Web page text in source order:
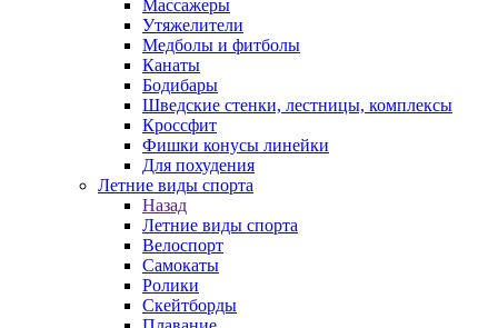
Массажеры
Утяжелители
Медболы и фитболы
Канаты
Бодибары
Шведские стенки, лестницы, комплексы
Кроссфит
Фишки конусы линейки
Для похудения
Летние виды спорта
Назад
Летние виды спорта
Велоспорт
Самокаты
Ролики
Скейтборды